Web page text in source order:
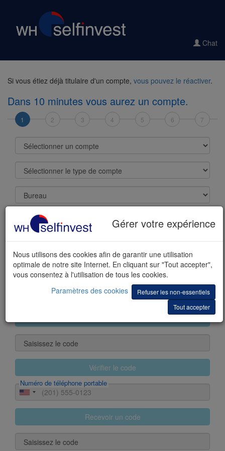
Chat
Si vous étiez déjà titulaire d'un compte, vous pouvez le réactiver.
Dans 10 minutes vous aurez un compte.
1 2 3 4 5 6 7
Sélectionner un compte
Sélectionner le type de compte
Bureau
Devise de base
Nom
Prénom(s)
Saisissez le code
Vérifier le code
Numéro de téléphone portable
Recevoir un code
Saisissez le code
Gérer votre expérience
Nous utilisons des cookies afin de garantir une utilisation
optimale de notre site Internet. En cliquant sur "Tout accepter",
vous consentez à l'utilisation de tous les cookies.
Paramètres des cookies
Refuser les non-essentiels
Tout accepter